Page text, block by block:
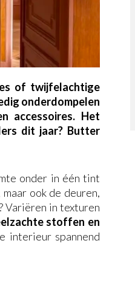
of twijfelachtige
onderdompelen
accessoires. Het
dit jaar? Butter
onder in één tint
ook de deuren,
Variëren in texturen
stoffen en
interieur spannend